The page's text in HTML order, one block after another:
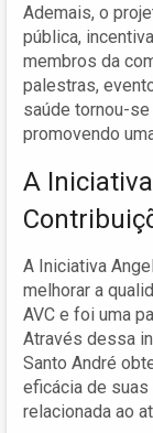
Ademais, o
pública,
membros da
palestras,
saúde tornou-
promovendo
A
A Iniciativa
melhorar a
AVC e foi uma
Através dessa
Santo André
eficácia de suas
relacionada ao